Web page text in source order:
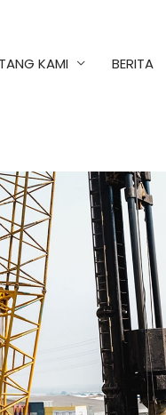
KAMI BERITA